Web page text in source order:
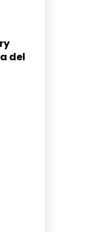
del